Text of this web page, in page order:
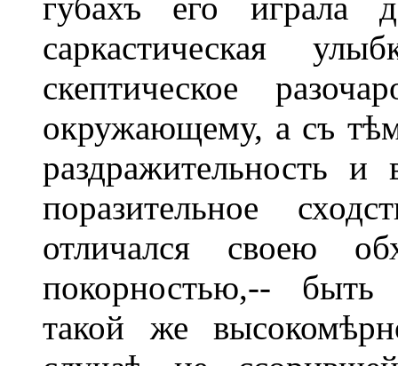
саркастическая
скептическое
окружающему, а съ
раздражительность
поразительное
отличался своею
покорностью,-- быть
такой же